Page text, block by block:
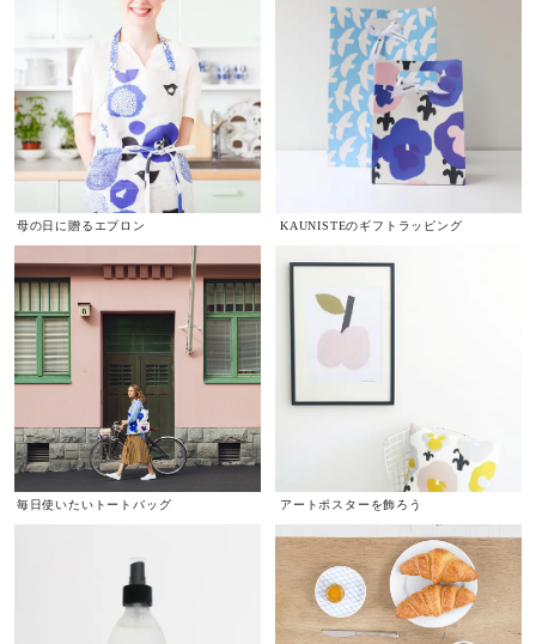
母の日に贈るエプロン KAUNISTEのギフトラッピング
毎日使いたいトートバッグ アートポスターを飾ろう